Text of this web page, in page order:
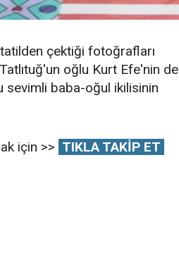
çektiği fotoğrafları
oğlu Kurt Efe'nin de
sevimli baba-oğul ikilisinin
için >> TIKLA TAKİP ET